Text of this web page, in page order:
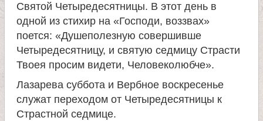
Святой Четыредесятницы. В этот день в
одной из стихир на «Господи, воззвах»
поется: «Душеполезную совершивше
Четыредесятницу, и святую седмицу Страсти
Твоея просим видети, Человеколюбче».
Лазарева суббота и Вербное воскресенье
служат переходом от Четыредесятницы к
Страстной седмице.